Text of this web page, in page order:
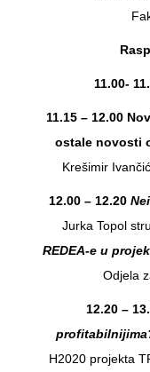
11.00-
11.15 – 12.00
ostale novosti
Krešimir
12.00 – 12.20
Jurka Topol
REDEA-e u
Odjela
12.20 –
H2020 projekta